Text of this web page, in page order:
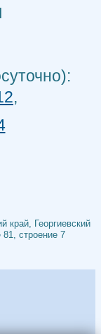
,
край, Георгиевский
81, строение 7